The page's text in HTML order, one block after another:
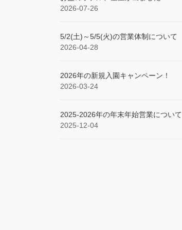
送
2026-07-26
5/2(土)～5/5(火)の営業体制について
2026-04-28
2026年の新規入園キャンペーン！
2026-03-24
2025‐2026年の年末年始営業について
2025-12-04